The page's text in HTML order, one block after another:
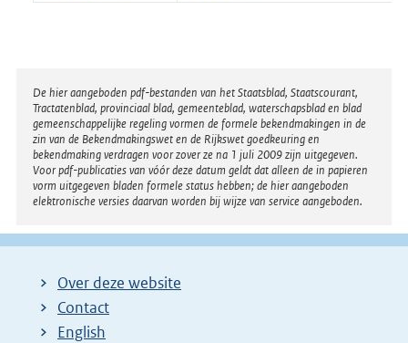
Disclaimer
De hier aangeboden pdf-bestanden van het Staatsblad, Staatscourant,
Tractatenblad, provinciaal blad, gemeenteblad, waterschapsblad en blad
gemeenschappelijke regeling vormen de formele bekendmakingen in de
zin van de Bekendmakingswet en de Rijkswet goedkeuring en
bekendmaking verdragen voor zover ze na 1 juli 2009 zijn uitgegeven.
Voor pdf-publicaties van vóór deze datum geldt dat alleen de in papieren
vorm uitgegeven bladen formele status hebben; de hier aangeboden
elektronische versies daarvan worden bij wijze van service aangeboden.
Over deze website
Contact
English